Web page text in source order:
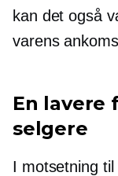
kan det også
varens
En lavere
selgere
I motsetning